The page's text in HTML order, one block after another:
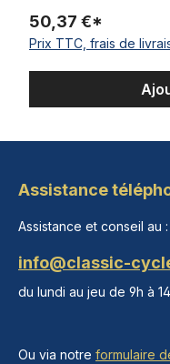
50,37 €*
Prix TTC, frais de
Assistance
Assistance et conseil au :
info@classic-
du lundi au jeu de 9h à
Ou via notre formulaire